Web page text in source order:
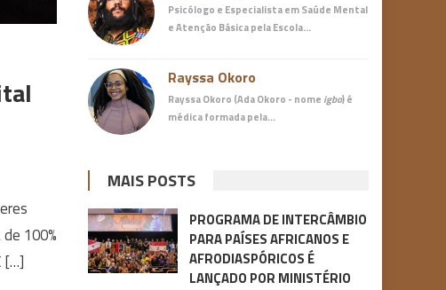
100%
[…]
Psicólogo e Especialista em Saúde Mental
e Atenção Básicapela Escola…
Rayssa Okoro
Rayssa Okoro (Ada Okoro - nome igbo) é
médicaformada pela…
MAIS POSTS
PROGRAMA DE INTERCÂMBIO
PARA PAÍSES AFRICANOS E
AFRODIASPÓRICOS É
LANÇADO POR MINISTÉRIO